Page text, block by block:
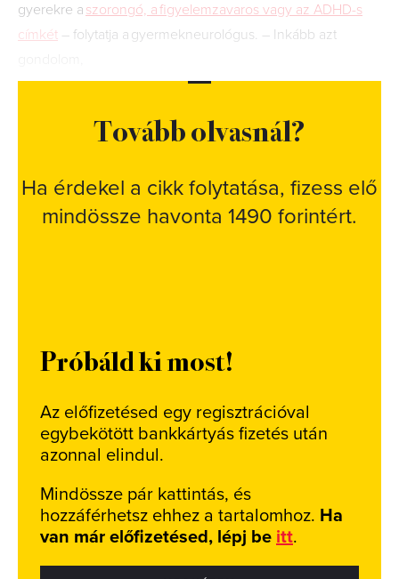
gyerekre a szorongó, a figyelemzavaros vagy az ADHD-s
címkét – folytatja a gyermekneurológus. – Inkább azt
Tovább olvasnál?
Ha érdekel a cikk folytatása, fizess elő
mindössze havonta 1490 forintért.
Próbáld ki most!
Az előfizetésed egy regisztrációval
egybekötött bankkártyás fizetés után
azonnal elindul.
Mindössze pár kattintás, és
hozzáférhetsz ehhez a tartalomhoz. Ha
van már előfizetésed, lépj be itt.